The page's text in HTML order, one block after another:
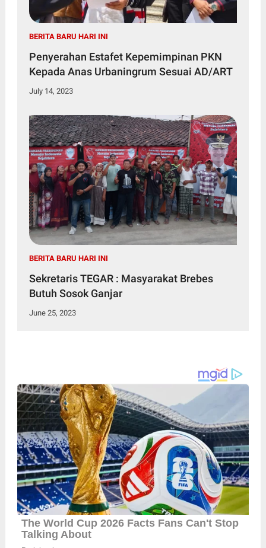
BERITA BARU HARI INI
Penyerahan Estafet Kepemimpinan PKN
Kepada Anas Urbaningrum Sesuai AD/ART
July 14, 2023
BERITA BARU HARI INI
Sekretaris TEGAR : Masyarakat Brebes
Butuh Sosok Ganjar
June 25, 2023